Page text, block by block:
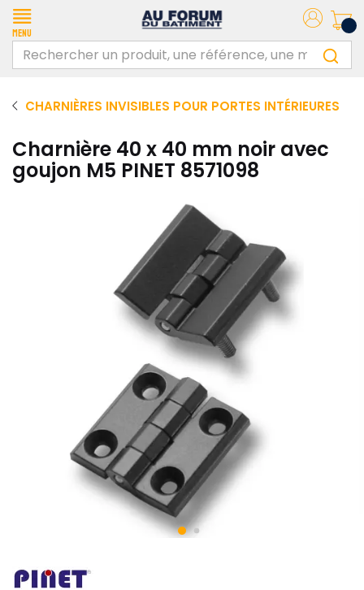
Menu
CHARNIÈRES INVISIBLES POUR PORTES INTÉRIEURES
Charnière 40 x 40 mm noir avec
goujon M5 PINET 8571098